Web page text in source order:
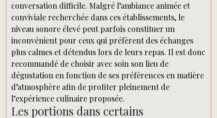
conversation difficile. Malgré l’ambiance animée et
conviviale recherchée dans ces établissements, le
niveau sonore élevé peut parfois constituer un
inconvénient pour ceux qui préfèrent des échanges
plus calmes et détendus lors de leurs repas. Il est donc
recommandé de choisir avec soin son lieu de
dégustation en fonction de ses préférences en matière
d’atmosphère afin de profiter pleinement de
l’expérience culinaire proposée.
Les portions dans certains